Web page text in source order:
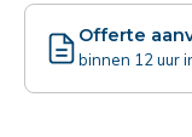
Offerte
binnen 12 uur